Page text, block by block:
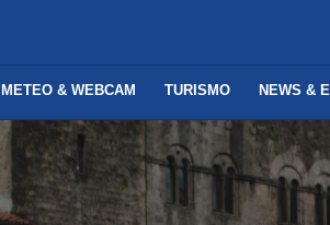
METEO & WEBCAM TURISMO NEWS &